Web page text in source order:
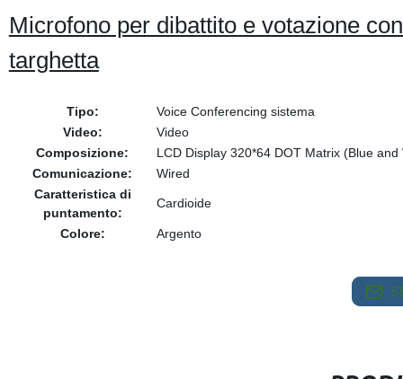
Microfono per dibattito e votazione
targhetta
Tipo:
Voice Conferencing sistema
Video:
Video
Composizione:
LCD Display 320*64 DOT Matrix (Blue and
Comunicazione:
Wired
Caratteristica di
puntamento:
Cardioide
Colore: Argento